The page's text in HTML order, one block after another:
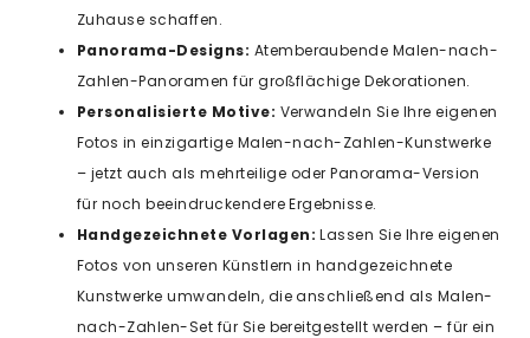
Zuhause schaffen.
Panorama-Designs: Atemberaubende Malen-nach-
Zahlen-Panoramen für großflächige Dekorationen.
Personalisierte Motive: Verwandeln Sie Ihre eigenen
Fotos in einzigartige Malen-nach-Zahlen-Kunstwerke
– jetzt auch als mehrteilige oder Panorama-Version
für noch beeindruckendere Ergebnisse.
Handgezeichnete Vorlagen: Lassen Sie Ihre eigenen
Fotos von unseren Künstlern in handgezeichnete
Kunstwerke umwandeln, die anschließend als Malen-
nach-Zahlen-Set für Sie bereitgestellt werden – für ein